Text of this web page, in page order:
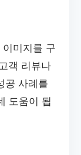
미지를 구
객 리뷰나
공 사례를
도움이 됩